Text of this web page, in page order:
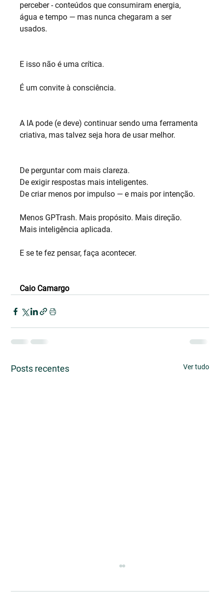
perceber - conteúdos que consumiram energia,
água e tempo — mas nunca chegaram a ser
usados.
E isso não é uma crítica.
É um convite à consciência.
A IA pode (e deve) continuar sendo uma ferramenta
criativa, mas talvez seja hora de usar melhor.
De perguntar com mais clareza.
De exigir respostas mais inteligentes.
De criar menos por impulso — e mais por intenção.
Menos GPTrash. Mais propósito. Mais direção.
Mais inteligência aplicada.
E se te fez pensar, faça acontecer.
Caio Camargo
Posts recentes Ver tudo